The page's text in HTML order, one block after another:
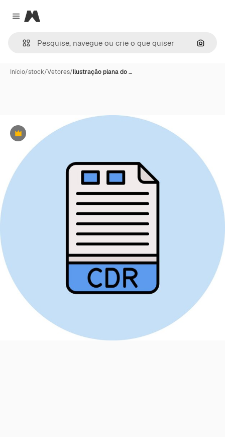
Close menu
Magnific
Início/stock/Vetores/Ilustração plana do …
Premium